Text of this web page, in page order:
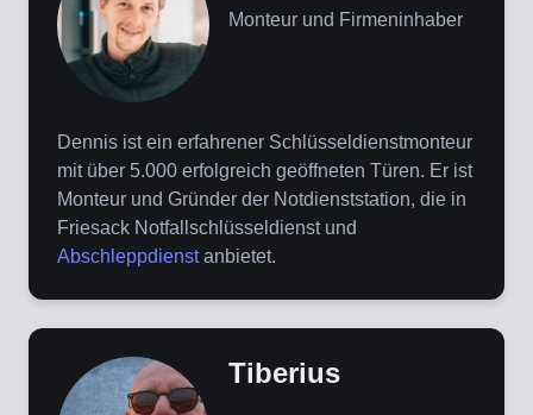
Monteur und Firmeninhaber
Dennis ist ein erfahrener Schlüsseldienstmonteur
mit über 5.000 erfolgreich geöffneten Türen. Er ist
Monteur und Gründer der Notdienststation, die in
Friesack Notfallschlüsseldienst und
Abschleppdienstanbietet.
Tiberius